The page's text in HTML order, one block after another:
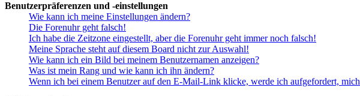
Benutzerpräferenzen und -einstellungen
Wie kann ich meine Einstellungen ändern?
Die Forenuhr geht falsch!
Ich habe die Zeitzone eingestellt, aber die Forenuhr geht immer noch falsch!
Meine Sprache steht auf diesem Board nicht zur Auswahl!
Wie kann ich ein Bild bei meinem Benutzernamen anzeigen?
Was ist mein Rang und wie kann ich ihn ändern?
Wenn ich bei einem Benutzer auf den E-Mail-Link klicke, werde ich aufgefordert,